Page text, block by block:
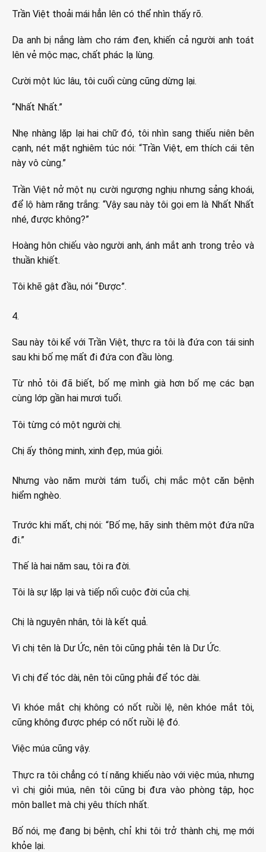
Trần Việt thoải mái hẳn lên có thể nhìn thấy rõ.
Da anh bị nắng làm cho rám đen, khiến cả người anh toát
lên vẻ mộc mạc, chất phác lạ lùng.
Cười một lúc lâu, tôi cuối cùng cũng dừng lại.
“Nhất Nhất.”
Nhẹ nhàng lặp lại hai chữ đó, tôi nhìn sang thiếu niên bên
cạnh, nét mặt nghiêm túc nói: “Trần Việt, em thích cái tên
này vô cùng.”
Trần Việt nở một nụ cười ngượng nghịu nhưng sảng khoái,
để lộ hàm răng trắng: “Vậy sau này tôi gọi em là Nhất Nhất
nhé, được không?”
Hoàng hôn chiếu vào người anh, ánh mắt anh trong trẻo và
thuần khiết.
Tôi khẽ gật đầu, nói “Được”.
4.
Sau này tôi kể với Trần Việt, thực ra tôi là đứa con tái sinh
sau khi bố mẹ mất đi đứa con đầu lòng.
Từ nhỏ tôi đã biết, bố mẹ mình già hơn bố mẹ các bạn
cùng lớp gần hai mươi tuổi.
Tôi từng có một người chị.
Chị ấy thông minh, xinh đẹp, múa giỏi.
Nhưng vào năm mười tám tuổi, chị mắc một căn bệnh
hiểm nghèo.
Trước khi mất, chị nói: “Bố mẹ, hãy sinh thêm một đứa nữa
đi.”
Thế là hai năm sau, tôi ra đời.
Tôi là sự lặp lại và tiếp nối cuộc đời của chị.
Chị là nguyên nhân, tôi là kết quả.
Vì chị tên là Dư Ức, nên tôi cũng phải tên là Dư Ức.
Vì chị để tóc dài, nên tôi cũng phải để tóc dài.
Vì khóe mắt chị không có nốt ruồi lệ, nên khóe mắt tôi,
cũng không được phép có nốt ruồi lệ đó.
Việc múa cũng vậy.
Thực ra tôi chẳng có tí năng khiếu nào với việc múa, nhưng
vì chị giỏi múa, nên tôi cũng bị đưa vào phòng tập, học
môn ballet mà chị yêu thích nhất.
Bố nói, mẹ đang bị bệnh, chỉ khi tôi trở thành chị, mẹ mới
khỏe lại.